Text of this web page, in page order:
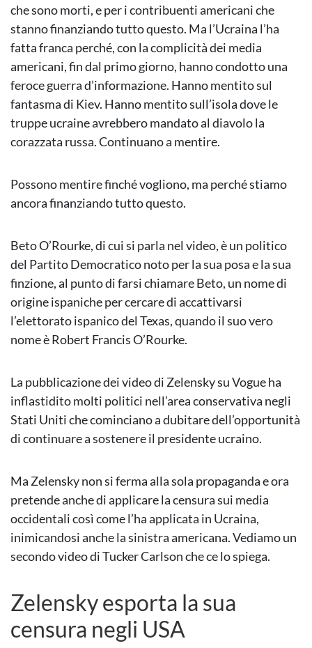
che sono morti, e per i contribuenti americani che
stanno finanziando tutto questo. Ma l’Ucraina l’ha
fatta franca perché, con la complicità dei media
americani, fin dal primo giorno, hanno condotto una
feroce guerra d’informazione. Hanno mentito sul
fantasma di Kiev. Hanno mentito sull’isola dove le
truppe ucraine avrebbero mandato al diavolo la
corazzata russa. Continuano a mentire.
Possono mentire finché vogliono, ma perché stiamo
ancora finanziando tutto questo.
Beto O’Rourke, di cui si parla nel video, è un politico
del Partito Democratico noto per la sua posa e la sua
finzione, al punto di farsi chiamare Beto, un nome di
origine ispaniche per cercare di accattivarsi
l’elettorato ispanico del Texas, quando il suo vero
nome è Robert Francis O’Rourke.
La pubblicazione dei video di Zelensky su Vogue ha
inflastidito molti politici nell’area conservativa negli
Stati Uniti che cominciano a dubitare dell’opportunità
di continuare a sostenere il presidente ucraino.
Ma Zelensky non si ferma alla sola propaganda e ora
pretende anche di applicare la censura sui media
occidentali così come l’ha applicata in Ucraina,
inimicandosi anche la sinistra americana. Vediamo un
secondo video di Tucker Carlson che ce lo spiega.
Zelensky esporta la sua
censura negli USA